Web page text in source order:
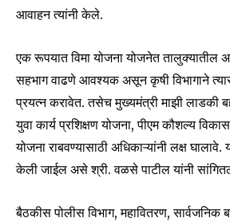
SUBSCRIBERS and
conversation.
To subscribe, simply enter your email
or click the subscribe button below.
your privacy and won't spam your
safe with us.
SUBSCRIBE
आवाहन त्यांनी केले.
एक रूपयात विमा योजना योजनेत तालुक्यातील
सहभाग वाढणे आवश्यक असून कृषी विभागाने
प्रयत्न करावेत. तसेच मुख्यमंत्री माझी लाडकी
युवा कार्य प्रशिक्षण योजना, पीएम कौशल्य
योजना राबवण्यासाठी अधिकाऱ्यांनी लक्ष घालावे.
केली जाईल असे श्री. वळसे पाटील यांनी
बैठकीस पोलीस विभाग, महावितरण, सार्वजनिक